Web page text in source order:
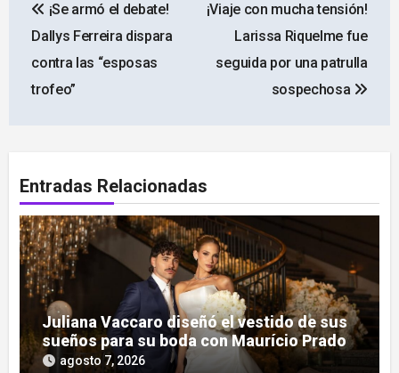
de
entradas
¡Se armó el debate!
Dallys Ferreira dispara
contra las “esposas
trofeo”
¡Viaje con mucha tensión!
Larissa Riquelme fue
seguida por una patrulla
sospechosa
Entradas Relacionadas
Juliana Vaccaro diseñó el vestido de sus
sueños para su boda con Maurício Prado
agosto 7, 2026